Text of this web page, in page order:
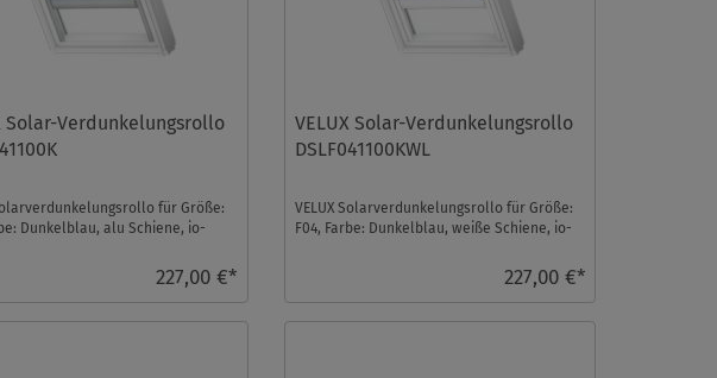
Solar-Verdunkelungsrollo
für Größe:
Dunkelblau, alu Schiene, io-
227,00 €*
VELUX Solar-Verdunkelungsrollo
DSLF041100KWL
VELUX Solarverdunkelungsrollo für Größe:
F04, Farbe: Dunkelblau, weiße Schiene, io-
227,00 €*